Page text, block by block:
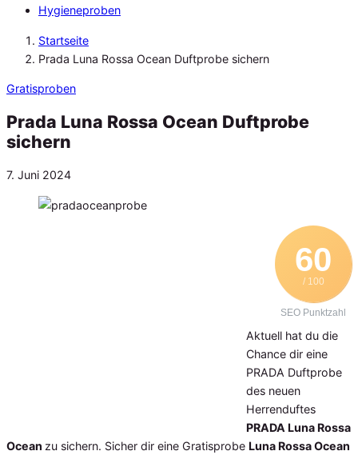
Hygieneproben
Startseite
Prada Luna Rossa Ocean Duftprobe sichern
Gratisproben
Prada Luna Rossa Ocean Duftprobe
sichern
Veröffentlicht
7. Juni 2024
60
/ 100
SEO Punktzahl
Aktuell hat du die
Chance dir eine
PRADA Duftprobe
des neuen
Herrenduftes
PRADA Luna Rossa
Ocean zu sichern. Sicher dir eine Gratisprobe Luna Rossa Ocean